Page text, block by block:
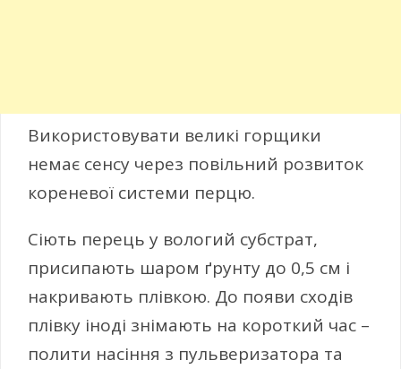
Використовувати великі горщики
немає сенсу через повільний розвиток
кореневої системи перцю.
Сіють перець у вологий субстрат,
присипають шаром ґрунту до 0,5 см і
накривають плівкою. До появи сходів
плівку іноді знімають на короткий час –
полити насіння з пульверизатора та